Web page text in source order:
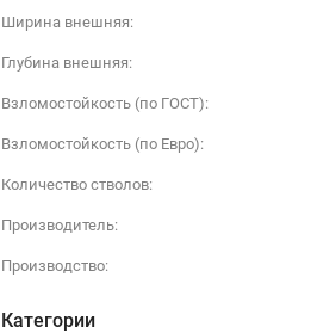
Ширина внешняя:
Глубина внешняя:
Взломостойкость (по ГОСТ):
Взломостойкость (по Евро):
Количество стволов:
Производитель:
Производство:
Категории